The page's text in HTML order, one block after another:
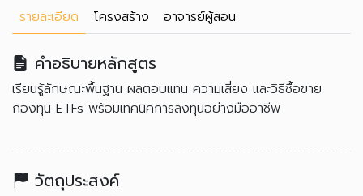
รายละเอียด โครงสร้าง อาจารย์ผู้สอน
คำอธิบายหลักสูตร
เรียนรู้ลักษณะพื้นฐาน ผลตอบแทน ความเสี่ยง และวิธีซื้อขาย
กองทุน ETFs พร้อมเทคนิคการลงทุนอย่างมืออาชีพ
วัตถุประสงค์